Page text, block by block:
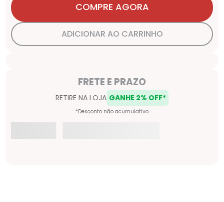
COMPRE AGORA
ADICIONAR AO CARRINHO